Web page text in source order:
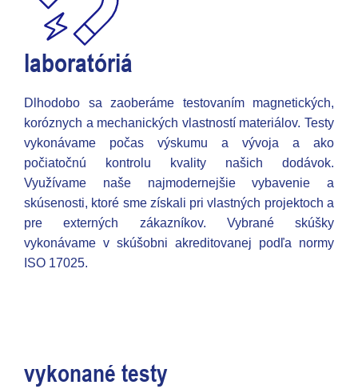
laboratóriá
Dlhodobo sa zaoberáme testovaním magnetických,
koróznych a mechanických vlastností materiálov. Testy
vykonávame počas výskumu a vývoja a ako
počiatočnú kontrolu kvality našich dodávok.
Využívame naše najmodernejšie vybavenie a
skúsenosti, ktoré sme získali pri vlastných projektoch a
pre externých zákazníkov. Vybrané skúšky
vykonávame v skúšobni akreditovanej podľa normy
ISO 17025.
vykonané testy